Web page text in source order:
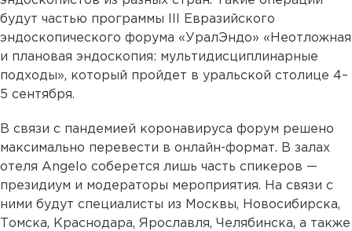
будут частью программы III Евразийского
эндоскопического форума «УралЭндо» «Неотложная
и плановая эндоскопия: мультидисциплинарные
подходы», который пройдет в уральской столице 4–
5 сентября.
В связи с пандемией коронавируса форум решено
максимально перевести в онлайн-формат. В залах
отеля Angelo соберется лишь часть спикеров —
президиум и модераторы мероприятия. На связи с
ними будут специалисты из Москвы, Новосибирска,
Томска, Краснодара, Ярославля, Челябинска, а также